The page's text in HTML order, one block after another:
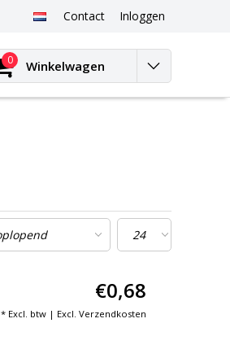
Contact Inloggen
0 Winkelwagen
€0,68
* Excl. btw | Excl. Verzendkosten